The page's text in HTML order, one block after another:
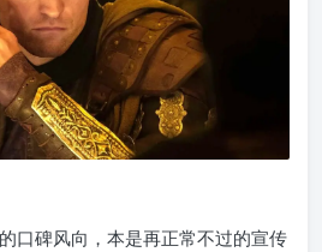
口碑风向，本是再正常不过的宣传